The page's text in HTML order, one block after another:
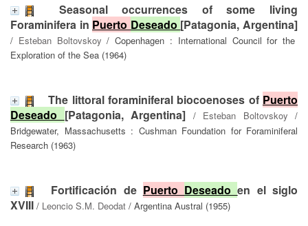
Seasonal occurrences of some living
Foraminifera in Puerto Deseado [Patagonia, Argentina]
/ Esteban Boltovskoy / Copenhagen : International Council for the
Exploration of the Sea (1964)
The littoral foraminiferal biocoenoses of Puerto
Deseado [Patagonia, Argentina] / Esteban Boltovskoy /
Bridgewater, Massachusetts : Cushman Foundation for Foraminiferal
Research (1963)
Fortificación de Puerto Deseadoen el siglo
XVIII / Leoncio S.M. Deodat / Argentina Austral (1955)